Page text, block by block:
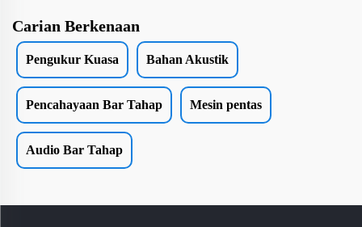
Carian Berkenaan
Pengukur Kuasa Bahan Akustik
Pencahayaan Bar Tahap Mesin pentas
Audio Bar Tahap